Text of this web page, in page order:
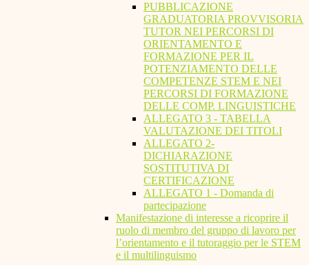
PUBBLICAZIONE
GRADUATORIA PROVVISORIA
TUTOR NEI PERCORSI DI
ORIENTAMENTO E
FORMAZIONE PER IL
POTENZIAMENTO DELLE
COMPETENZE STEM E NEI
PERCORSI DI FORMAZIONE
DELLE COMP. LINGUISTICHE
ALLEGATO 3 - TABELLA
VALUTAZIONE DEI TITOLI
ALLEGATO 2-
DICHIARAZIONE
SOSTITUTIVA DI
CERTIFICAZIONE
ALLEGATO 1 - Domanda di
partecipazione
Manifestazione di interesse a ricoprire il
ruolo di membro del gruppo di lavoro per
l’orientamento e il tutoraggio per le STEM
e il multilinguismo